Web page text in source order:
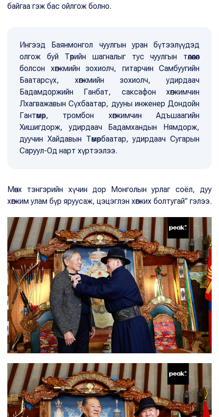
байгаа гэж бас ойлгож болно.
Ингээд Баянмонгол чуулгын уран бүтээлүүдэд
олгож буй Төрийн шагналыг тус чуулгын төлөөлөл
болсон хөгжмийн зохиолч, гитарчин Самбуугийн
Баатарсүх, хөгжмийн зохиолч, удирдаач
Бадамдоржийн Ганбат, саксафон хөгжимчин
Лхагважавын Сүхбаатар, дууны инженер Дондойн
Гантөмөр, тромбон хөгжимчин Адъшаагийн
Хишигдорж, удирдаач Бадамхандын Нямдорж,
дуучин Хайдавын Төмөрбаатар, удирдаач Сугарын
Саруул-Од нарт хүртээлээ.
Мөнх тэнгэрийн хүчин дор Монголын урлаг соёл, дуу
хөгжим улам бүр яруусаж, цэцэглэн хөгжих болтугай” гэлээ.